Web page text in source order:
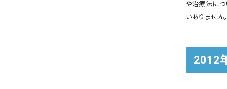
や治療法につ
いありません。
2012